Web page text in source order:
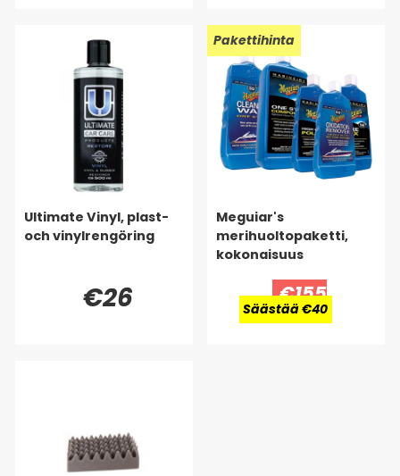
Ultimate Vinyl, plast-
och vinylrengöring
€26
Pakettihinta
Meguiar's
merihuoltopaketti,
kokonaisuus
€155
Säästää €40